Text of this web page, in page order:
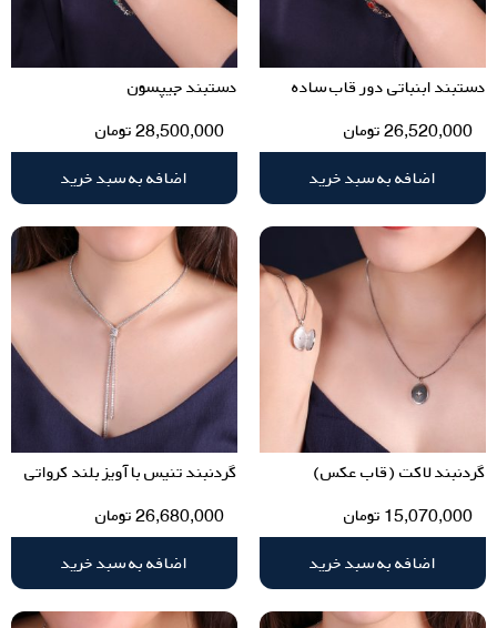
دستبند ابنباتی دور قاب ساده
26,520,000تومان
اضافه به سبد خرید
دستبند جیپسون
28,500,000تومان
اضافه به سبد خرید
گردنبند لاکت (قاب عکس)
15,070,000 تومان
اضافه به سبد خرید
گردنبند تنیس با آویز بلند کرواتی
26,680,000تومان
اضافه به سبد خرید